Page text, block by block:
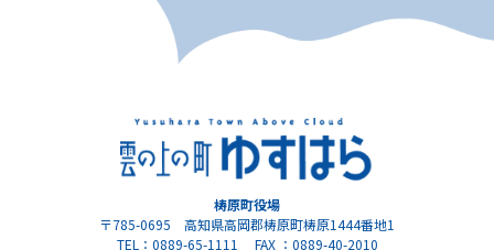
梼原町役場
〒785-0695 高知県高岡郡梼原町梼原1444番地1
TEL：0889-65-1111 FAX ：0889-40-2010